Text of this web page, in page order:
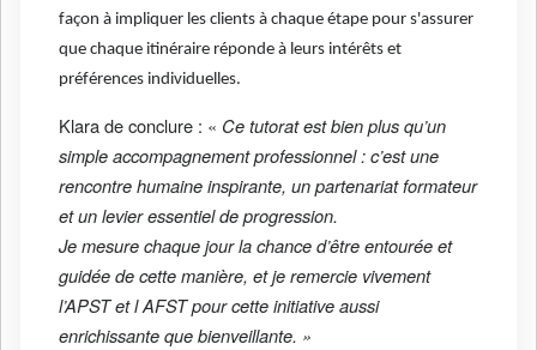
façon à impliquer les clients à chaque étape pour s'assurer
que chaque itinéraire réponde à leurs intérêts et
préférences individuelles.
Klara de conclure : « Ce tutorat est bien plus qu’un
simple accompagnement professionnel : c’est une
rencontre humaine inspirante, un partenariat formateur
et un levier essentiel de progression.
Je mesure chaque jour la chance d’être entourée et
guidée de cette manière, et je remercie vivement
l’APST et l AFST pour cette initiative aussi
enrichissante que bienveillante. »